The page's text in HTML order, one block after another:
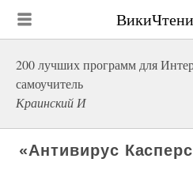
200 лучших программ для
самоучитель
Краинский И
«Антивирус